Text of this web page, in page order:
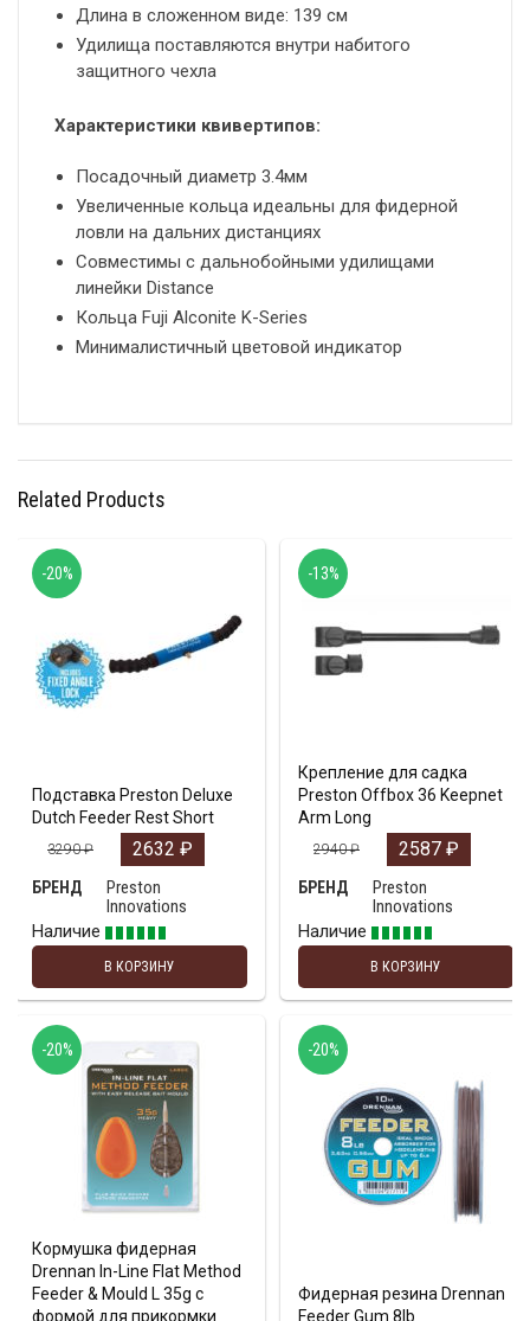
Длина в сложенном виде: 139 см
Удилища поставляются внутри набитого
защитного чехла
Характеристики квивертипов:
Посадочный диаметр 3.4мм
Увеличенные кольца идеальны для фидерной
ловли на дальних дистанциях
Совместимы с дальнобойными удилищами
линейки Distance
Кольца Fuji Alconite K-Series
Минималистичный цветовой индикатор
Related Products
Подставка Preston Deluxe
Dutch Feeder Rest Short
3290₽ 2632 ₽
БРЕНД
Preston
Innovations
Наличие
В КОРЗИНУ
-20%
Крепление для садка
Preston Offbox 36 Keepnet
Arm Long
2940₽ 2587 ₽
БРЕНД
Preston
Innovations
Наличие
В КОРЗИНУ
-13%
Кормушка фидерная
Drennan In-Line Flat Method
Feeder & Mould L 35g с
формой для прикормки
-20%
Фидерная резина Drennan
Feeder Gum 8lb
-20%